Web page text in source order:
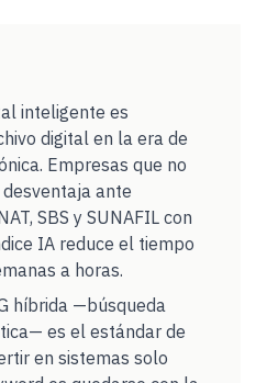
inteligente es
digital en la era de
Empresas que no
ante
SBS y SUNAFIL con
IA reduce el tiempo
a horas.
híbrida —búsqueda
es el estándar de
en sistemas solo